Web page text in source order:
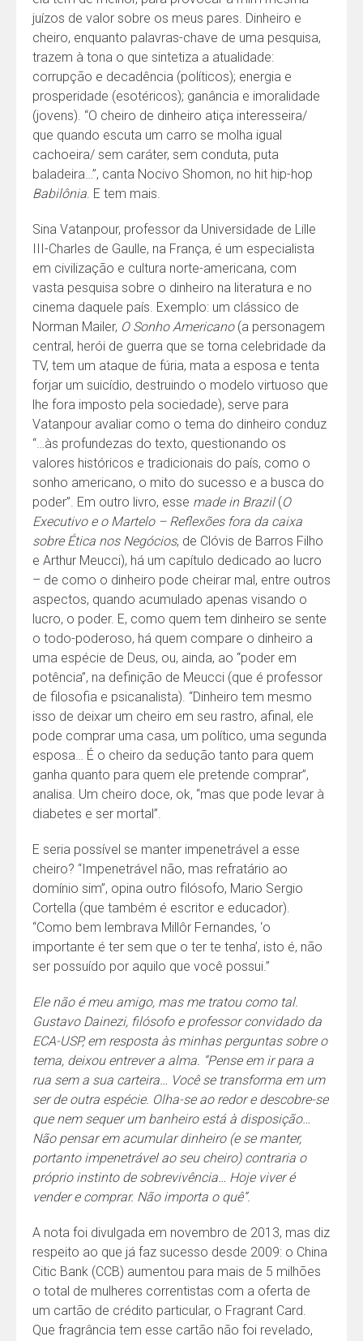
juízos de valor sobre os meus pares. Dinheiro e
cheiro, enquanto palavras-chave de uma pesquisa,
trazem à tona o que sintetiza a atualidade:
corrupção e decadência (políticos); energia e
prosperidade (esotéricos); ganância e imoralidade
(jovens). “O cheiro de dinheiro atiça interesseira/
que quando escuta um carro se molha igual
cachoeira/ sem caráter, sem conduta, puta
baladeira…”, canta Nocivo Shomon, no hit hip-hop
Babilônia. E tem mais.
Sina Vatanpour, professor da Universidade de Lille
III-Charles de Gaulle, na França, é um especialista
em civilização e cultura norte-americana, com
vasta pesquisa sobre o dinheiro na literatura e no
cinema daquele país. Exemplo: um clássico de
Norman Mailer, O Sonho Americano(a personagem
central, herói de guerra que se torna celebridade da
TV, tem um ataque de fúria, mata a esposa e tenta
forjar um suicídio, destruindo o modelo virtuoso que
lhe fora imposto pela sociedade), serve para
Vatanpour avaliar como o tema do dinheiro conduz
“…às profundezas do texto, questionando os
valores históricos e tradicionais do país, como o
sonho americano, o mito do sucesso e a busca do
poder”. Em outro livro, esse made in Brazil(O
Executivo e o Martelo – Reflexões fora da caixa
sobre Ética nos Negócios, de Clóvis de Barros Filho
e Arthur Meucci), há um capítulo dedicado ao lucro
– de como o dinheiro pode cheirar mal, entre outros
aspectos, quando acumulado apenas visando o
lucro, o poder. E, como quem tem dinheiro se sente
o todo-poderoso, há quem compare o dinheiro a
uma espécie de Deus, ou, ainda, ao “poder em
potência”, na definição de Meucci (que é professor
de filosofia e psicanalista). “Dinheiro tem mesmo
isso de deixar um cheiro em seu rastro, afinal, ele
pode comprar uma casa, um político, uma segunda
esposa… É o cheiro da sedução tanto para quem
ganha quanto para quem ele pretende comprar”,
analisa. Um cheiro doce, ok, “mas que pode levar à
diabetes e ser mortal”.
E seria possível se manter impenetrável a esse
cheiro? “Impenetrável não, mas refratário ao
domínio sim”, opina outro filósofo, Mario Sergio
Cortella (que também é escritor e educador).
“Como bem lembrava Millôr Fernandes, ‘o
importante é ter sem que o ter te tenha’, isto é, não
ser possuído por aquilo que você possui.”
Ele não é meu amigo, mas me tratou como tal.
Gustavo Dainezi, filósofo e professor convidado da
ECA-USP, em resposta às minhas perguntas sobre o
tema, deixou entrever a alma. “Pense em ir para a
rua sem a sua carteira… Você se transforma em um
ser de outra espécie. Olha-se ao redor e descobre-se
que nem sequer um banheiro está à disposição…
Não pensar em acumular dinheiro (e se manter,
portanto impenetrável ao seu cheiro) contraria o
próprio instinto de sobrevivência… Hoje viver é
vender e comprar. Não importa o quê”.
A nota foi divulgada em novembro de 2013, mas diz
respeito ao que já faz sucesso desde 2009: o China
Citic Bank (CCB) aumentou para mais de 5 milhões
o total de mulheres correntistas com a oferta de
um cartão de crédito particular, o Fragrant Card.
Que fragrância tem esse cartão não foi revelado,